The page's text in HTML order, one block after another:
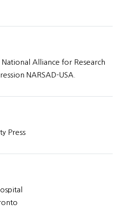
Alliance for Research
NARSAD-USA.
Press